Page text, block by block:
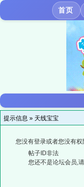
首页
提示信息 » 天线宝宝
您没有登录或者您没有
帖子ID非法
您还不是论坛会员,